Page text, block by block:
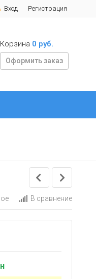
Вход Регистрация
Корзина 0 руб.
Оформить заказ
В сравнение